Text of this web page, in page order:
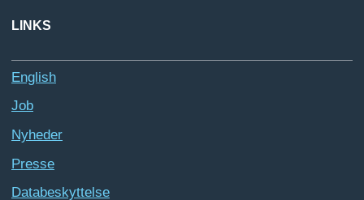
LINKS
English
Job
Nyheder
Presse
Databeskyttelse